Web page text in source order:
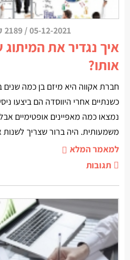
05-12-2021
/ 2189 קוראים/ות
איך נגדיר את המיתוג
אותו?
חברת אקווה היא מיזם בן כמה שנים
כשנתיים אחרי היווסדה הם ביצעו
נמצאו כמה מאפיינים אופטימיים
משמעותית. היה ברור שצריך
למאמר המלא
תגובות